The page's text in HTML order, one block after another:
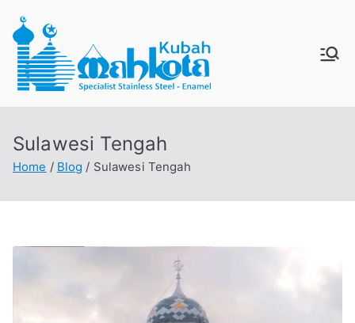
content
MAHKO
Jual Kubah Masjid
Sulawesi Tengah
Home Blog Sulawesi Tengah